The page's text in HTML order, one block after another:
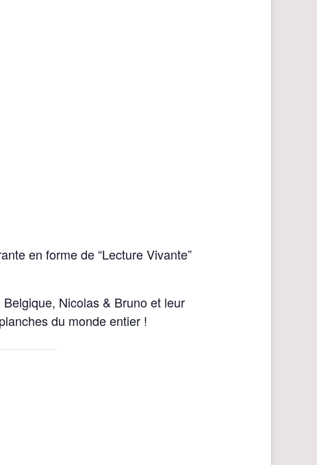
en forme de “Lecture Vivante”
Nicolas & Bruno et leur
du monde entier !